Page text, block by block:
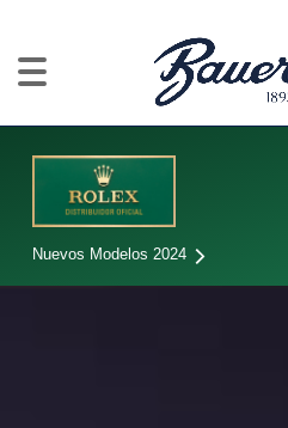
Nuevos Modelos 2024